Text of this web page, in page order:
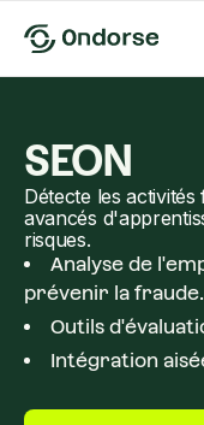
SEON
Détecte les
avancés
risques.
Analyse de
prévenir la fraude.
Outils
Intégration